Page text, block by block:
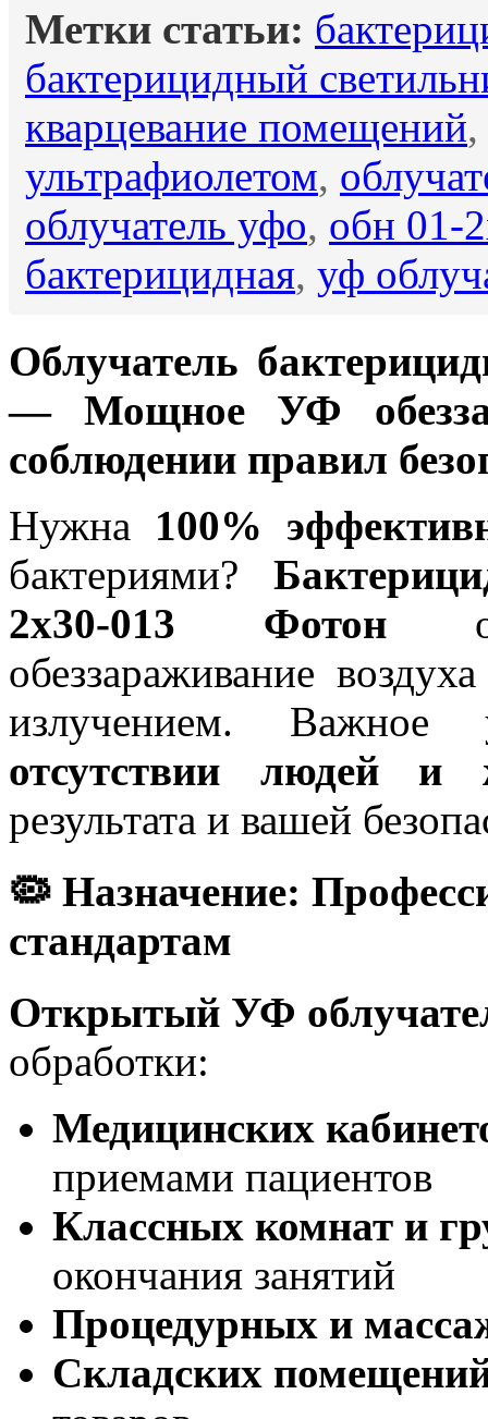
Метки статьи:
бактерицидный
кварцевание помещений,
ультрафиолетом,
облучатель уфо, обн 01-
бактерицидная, уф
Облучатель
— Мощное УФ
соблюдении правил
Нужна 100%
бактериями?
2х30-013 Фотон
обеззараживание
излучением.
отсутствии людей и
результата и вашей
🦠 Назначение:
стандартам
Открытый УФ
обработки:
Медицинских
приемами пациентов
Классных комнат и
окончания занятий
Процедурных и
Складских